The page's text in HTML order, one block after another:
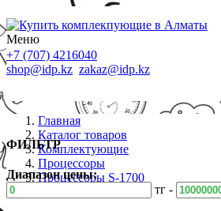
Меню
+7 (707) 4216040
shop@idp.kz zakaz@idp.kz
Главная
Каталог товаров
Комплектующие
Процессоры
Процессоры S-1700
ФИЛЬТР
Диапазон цены:
тг -